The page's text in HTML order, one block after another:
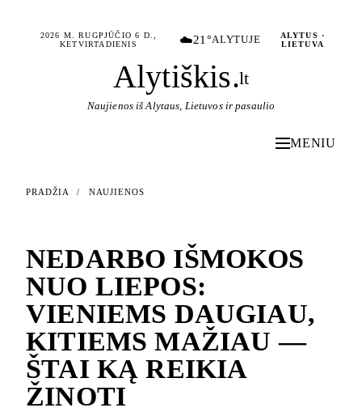
2026 M. RUGPJŪČIO 6 D.,
KETVIRTADIENIS
☁️21°ALYTUJE
ALYTUS ·
LIETUVA
Alytiškis.lt
Naujienos iš Alytaus, Lietuvos ir pasaulio
MENIU
PRADŽIA / NAUJIENOS
NEDARBO IŠMOKOS
NUO LIEPOS:
VIENIEMS DAUGIAU,
KITIEMS MAŽIAU —
ŠTAI KĄ REIKIA
ŽINOTI